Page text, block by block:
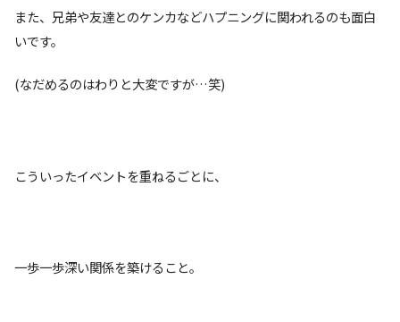
また、兄弟や友達とのケンカなどハプニングに関われるのも面白
いです。
(なだめるのはわりと大変ですが…笑)
こういったイベントを重ねるごとに、
一歩一歩深い関係を築けること。